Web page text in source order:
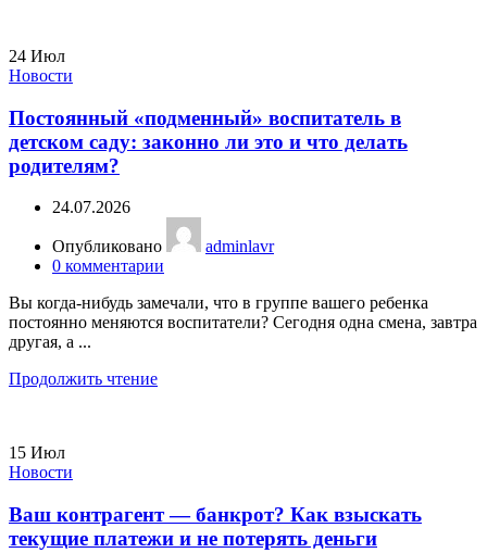
24 Июл
Новости
Постоянный «подменный» воспитатель в
детском саду: законно ли это и что делать
родителям?
24.07.2026
Опубликовано
adminlavr
0 комментарии
Вы когда-нибудь замечали, что в группе вашего ребенка
постоянно меняются воспитатели? Сегодня одна смена, завтра
другая, а ...
Продолжить чтение
15 Июл
Новости
Ваш контрагент — банкрот? Как взыскать
текущие платежи и не потерять деньги